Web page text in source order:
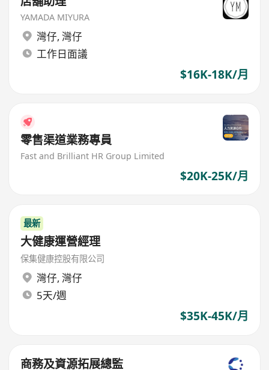
YAMADA MIYURA
灣仔, 灣仔
工作日面議
$16K-18K/月
零售渠道業務專員
Fast and Brilliant HR Group Limited
$20K-25K/月
最新
大健康運營經理
保集健康控股有限公司
灣仔, 灣仔
5天/週
$35K-45K/月
商務及資源拓展總監